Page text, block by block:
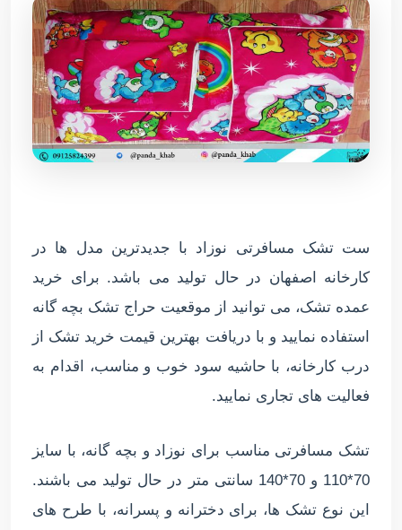
ست تشک مسافرتی نوزاد با جدیدترین مدل ها در
کارخانه اصفهان در حال تولید می باشد. برای خرید
عمده تشک، می توانید از موقعیت حراج تشک بچه گانه
استفاده نمایید و با دریافت بهترین قیمت خرید تشک از
درب کارخانه، با حاشیه سود خوب و مناسب، اقدام به
فعالیت های تجاری نمایید.
تشک مسافرتی مناسب برای نوزاد و بچه گانه، با سایز
70*110 و 70*140 سانتی متر در حال تولید می باشند.
این نوع تشک ها، برای دخترانه و پسرانه، با طرح های